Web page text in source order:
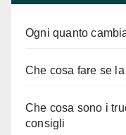
Ogni quanto
Che cosa fare se
Che cosa sono i
consigli